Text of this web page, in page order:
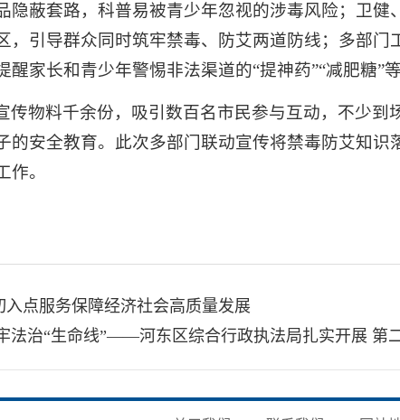
隐蔽套路，科普易被青少年忽视的涉毒风险；卫
，引导群众同时筑牢禁毒、防艾两道防线；多部
家长和青少年警惕非法渠道的“提神药”“减肥糖”等
传物料千余份，吸引数百名市民参与互动，不少
的安全教育。此次多部门联动宣传将禁毒防艾知
作。
点服务保障经济社会高质量发展
法治“生命线”——河东区综合行政执法局扎实开展 第